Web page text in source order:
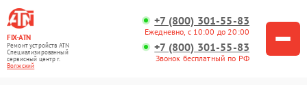
FIX-ATN
Ремонт устройств ATN
Специализированный
cервисный центр г.
Волжский
+7 (800) 301-55-83
Ежедневно, с 10:00 до 20:00
+7 (800) 301-55-83
Звонок бесплатный по РФ